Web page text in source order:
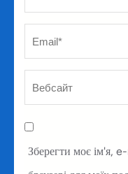
Зберегти моє ім'я,